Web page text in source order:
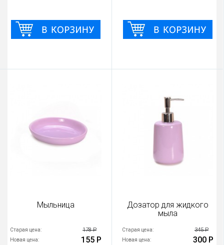
Мыльница
Старая цена: 178 Р
Новая цена: 155 Р
Дозатор для жидкого
мыла
Старая цена: 345 Р
Новая цена: 300 Р